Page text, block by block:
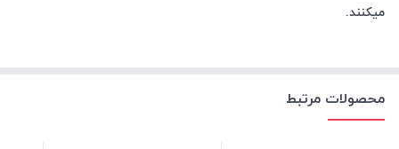
میکنند.
محصولات مرتبط